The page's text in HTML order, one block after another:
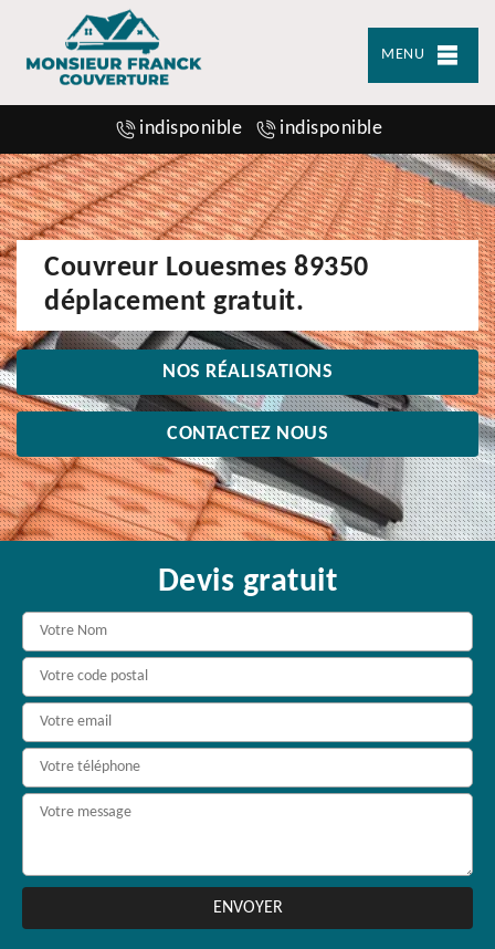
MENU
indisponible indisponible
Couvreur Louesmes 89350
déplacement gratuit.
NOS RÉALISATIONS
CONTACTEZ NOUS
Devis gratuit